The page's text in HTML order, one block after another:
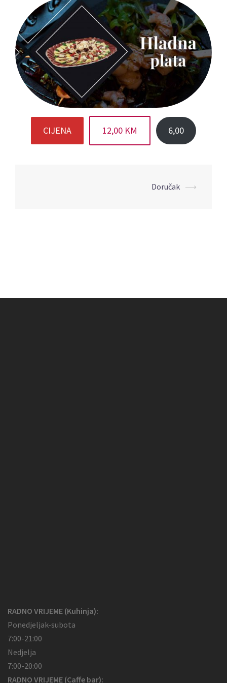
CIJENA 12,00 KM 6,00
Doručak ⟶
RADNO VRIJEME (Kuhinja):
Ponedjeljak-subota
7:00-21:00
Nedjelja
7:00-20:00
RADNO VRIJEME (Caffe bar):